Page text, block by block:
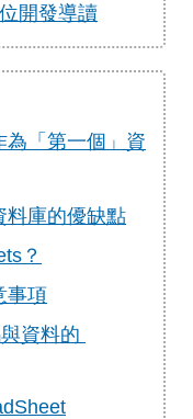
開發導讀
為「第一個」資
料庫的優缺點
？
事項
資料的